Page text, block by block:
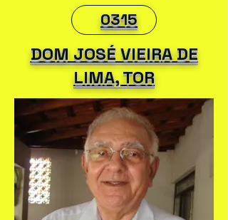
0315
DOM JOSÉ VIEIRA DE
LIMA, TOR